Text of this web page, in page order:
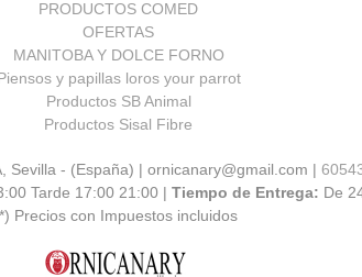
PRODUCTOS COMED
OFERTAS
MANITOBA Y DOLCE FORNO
y papillas loros your parrot
Productos SB Animal
Productos Sisal Fibre
Sevilla - (España) | ornicanary@gmail.com |
Tarde 17:00 21:00 |Tiempo de Entrega: De
Precios con Impuestos incluidos